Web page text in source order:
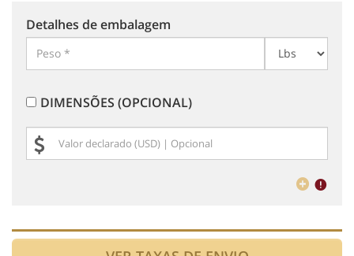
Detalhes de embalagem
DIMENSÕES (OPCIONAL)